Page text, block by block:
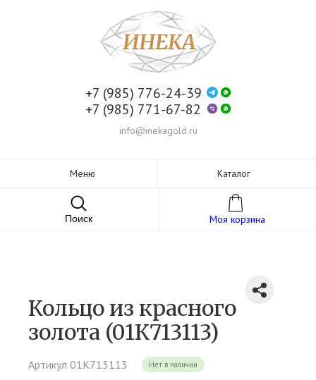
+7 (985) 776-24-39
+7 (985) 771-67-82
info@inekagold.ru
Меню Каталог
Поиск Моя корзина
Кольцо из красного
золота (01К713113)
Артикул 01К713113 Нет в наличии